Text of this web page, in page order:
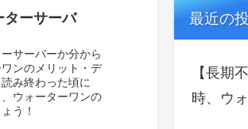
ターサーバ
サーバーか分から
ンのメリット・デ
み終わった頃に
ウォーターワンの
う！
最近の
【長期
時、ウ